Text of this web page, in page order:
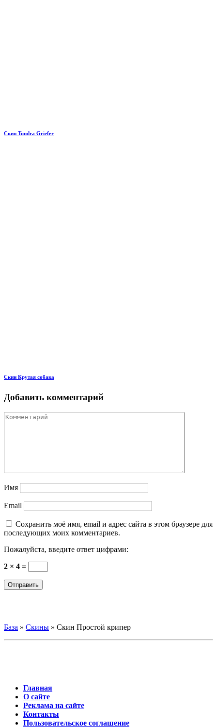
Скин Tundra Griefer
Скин Крутая собака
Добавить комментарий
Имя
Email
Сохранить моё имя, email и адрес сайта в этом браузере для
последующих моих комментариев.
Пожалуйста, введите ответ цифрами:
2 × 4 =
База » Скины » Скин Простой крипер
Главная
О сайте
Реклама на сайте
Контакты
Пользовательское соглашение